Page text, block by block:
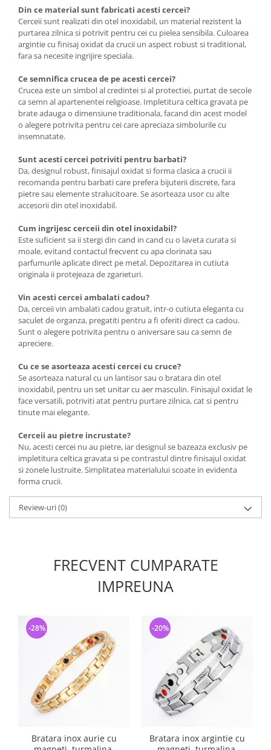
Din ce material sunt fabricati acesti cercei?
Cerceii sunt realizati din otel inoxidabil, un material rezistent la
purtarea zilnica si potrivit pentru cei cu pielea sensibila. Culoarea
argintie cu finisaj oxidat da crucii un aspect robust si traditional,
fara sa necesite ingrijire speciala.
Ce semnifica crucea de pe acesti cercei?
Crucea este un simbol al credintei si al protectiei, purtat de secole
ca semn al apartenentei religioase. Impletitura celtica gravata pe
brate adauga o dimensiune traditionala, facand din acest model
o alegere potrivita pentru cei care apreciaza simbolurile cu
insemnatate.
Sunt acesti cercei potriviti pentru barbati?
Da, designul robust, finisajul oxidat si forma clasica a crucii ii
recomanda pentru barbati care prefera bijuterii discrete, fara
pietre sau elemente stralucitoare. Se asorteaza usor cu alte
accesorii din otel inoxidabil.
Cum ingrijesc cerceii din otel inoxidabil?
Este suficient sa ii stergi din cand in cand cu o laveta curata si
moale, evitand contactul frecvent cu apa clorinata sau
parfumurile aplicate direct pe metal. Depozitarea in cutiuta
originala ii protejeaza de zgarieturi.
Vin acesti cercei ambalati cadou?
Da, cerceii vin ambalati cadou gratuit, intr-o cutiuta eleganta cu
saculet de organza, pregatiti pentru a fi oferiti direct ca cadou.
Sunt o alegere potrivita pentru o aniversare sau ca semn de
apreciere.
Cu ce se asorteaza acesti cercei cu cruce?
Se asorteaza natural cu un lantisor sau o bratara din otel
inoxidabil, pentru un set unitar cu aer masculin. Finisajul oxidat le
face versatili, potriviti atat pentru purtare zilnica, cat si pentru
tinute mai elegante.
Cerceii au pietre incrustate?
Nu, acesti cercei nu au pietre, iar designul se bazeaza exclusiv pe
impletitura celtica gravata si pe contrastul dintre finisajul oxidat
si zonele lustruite. Simplitatea materialului scoate in evidenta
forma crucii.
Review-uri(0)
FRECVENT CUMPARATE
IMPREUNA
Bratara inox aurie cu
-28%
Bratara inox argintie cu
-20%